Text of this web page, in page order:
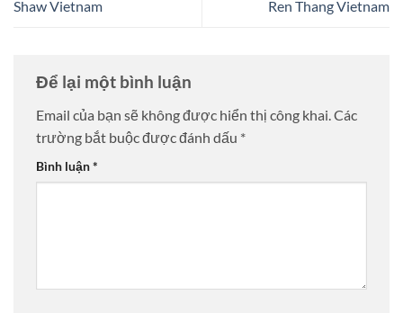
Shaw Vietnam Ren Thang Vietnam
Để lại một bình luận
Email của bạn sẽ không được hiển thị công khai.Các
trường bắt buộc được đánh dấu *
Bình luận*